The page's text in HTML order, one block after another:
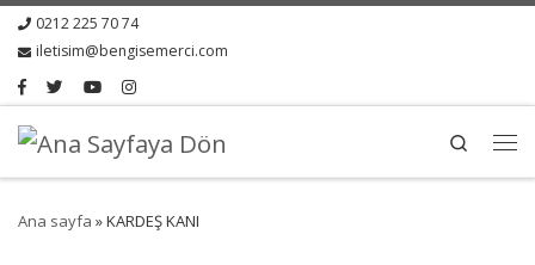
0212 225 70 74
iletisim@bengisemerci.com
Search
Ana sayfa »KARDEŞ KANI